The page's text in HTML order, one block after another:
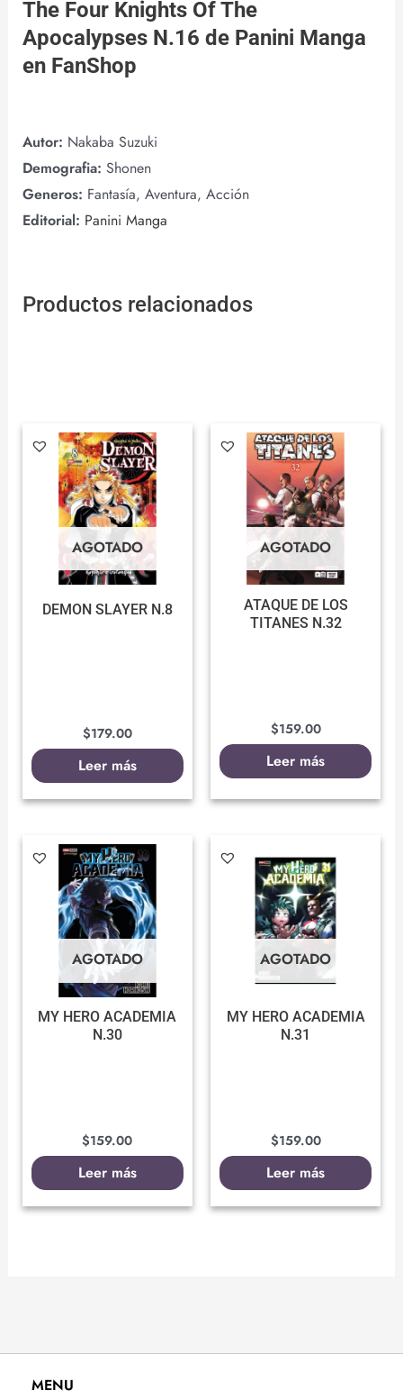
The Four Knights Of The
Apocalypses N.16 de Panini Manga
en FanShop
Autor: Nakaba Suzuki
Demografia: Shonen
Generos: Fantasía, Aventura, Acción
Editorial: Panini Manga
Productos relacionados
AGOTADO
DEMON SLAYER N.8
$179.00
Leer más
AGOTADO
ATAQUE DE LOS
TITANES N.32
$159.00
Leer más
AGOTADO
MY HERO ACADEMIA
N.30
$159.00
Leer más
AGOTADO
MY HERO ACADEMIA
N.31
$159.00
Leer más
MENU